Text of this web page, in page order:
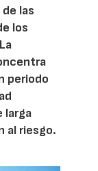
las
los
periodo
larga
al riesgo.